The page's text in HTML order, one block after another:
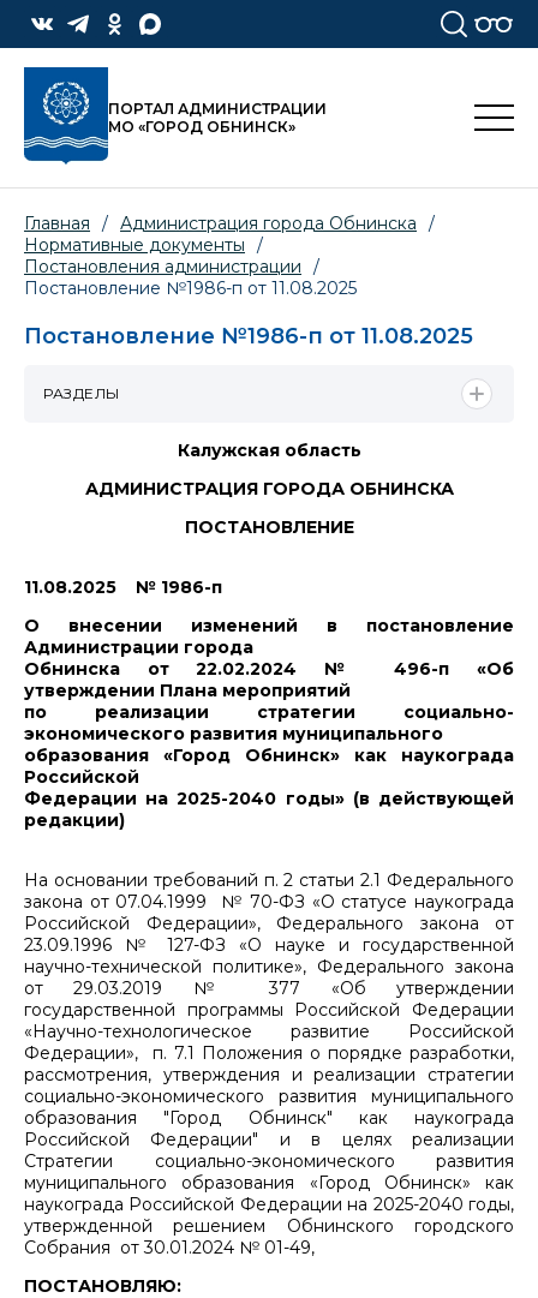
ПОРТАЛ АДМИНИСТРАЦИИ
МО «ГОРОД ОБНИНСК»
Главная / Администрация города Обнинска
/
Нормативные документы
/
Постановления администрации
/
Постановление №1986-п от 11.08.2025
Постановление №1986-п от 11.08.2025
Калужская область
АДМИНИСТРАЦИЯ ГОРОДА ОБНИНСКА
ПОСТАНОВЛЕНИЕ
11.08.2025 № 1986-п
О внесении изменений в постановление
Администрации города
Обнинска от 22.02.2024 № 496-п «Об
утверждении Плана мероприятий
по реализации стратегии социально-
экономического развития муниципального
образования «Город Обнинск» как наукограда
Российской
Федерации на 2025-2040 годы» (в действующей
редакции)
На основании требований п. 2 статьи 2.1 Федерального
закона от 07.04.1999 № 70-ФЗ «О статусе наукограда
Российской Федерации», Федерального закона от
23.09.1996 № 127-ФЗ «О науке и государственной
научно-технической политике», Федерального закона
от 29.03.2019 № 377 «Об утверждении
государственной программы Российской Федерации
«Научно-технологическое развитие Российской
Федерации», п. 7.1 Положения о порядке разработки,
рассмотрения, утверждения и реализации стратегии
социально-экономического развития муниципального
образования "Город Обнинск" как наукограда
Российской Федерации" и в целях реализации
Стратегии социально-экономического развития
муниципального образования «Город Обнинск» как
наукограда Российской Федерации на 2025-2040 годы,
утвержденной решением Обнинского городского
Собрания от 30.01.2024 № 01-49,
ПОСТАНОВЛЯЮ:
РАЗДЕЛЫ